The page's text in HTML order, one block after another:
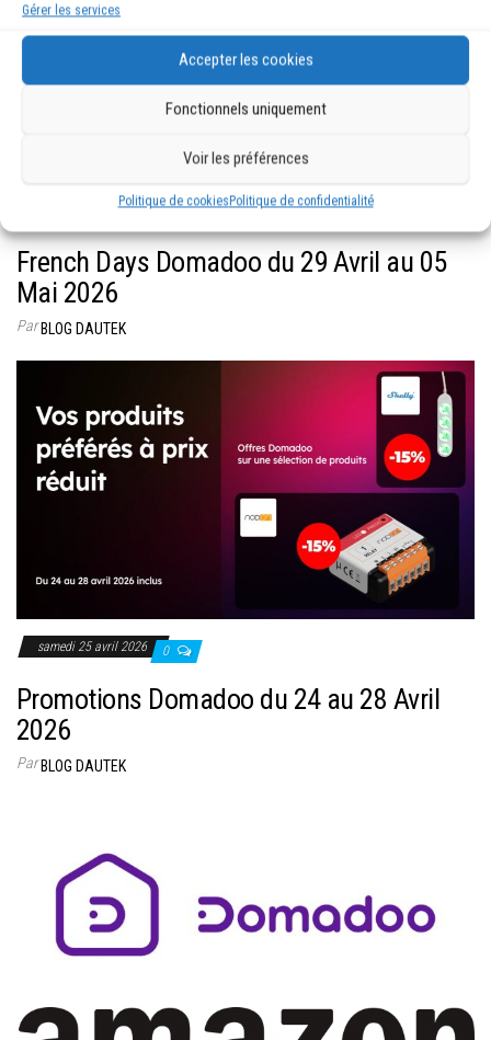
Gérer les services
Accepter les cookies
Fonctionnels uniquement
Voir les préférences
Politique de cookiesPolitique de confidentialité
samedi 2 mai 2026
French Days Domadoo du 29 Avril au 05
Mai 2026
ParBLOG DAUTEK
samedi 25 avril 2026 0
Promotions Domadoo du 24 au 28 Avril
2026
ParBLOG DAUTEK